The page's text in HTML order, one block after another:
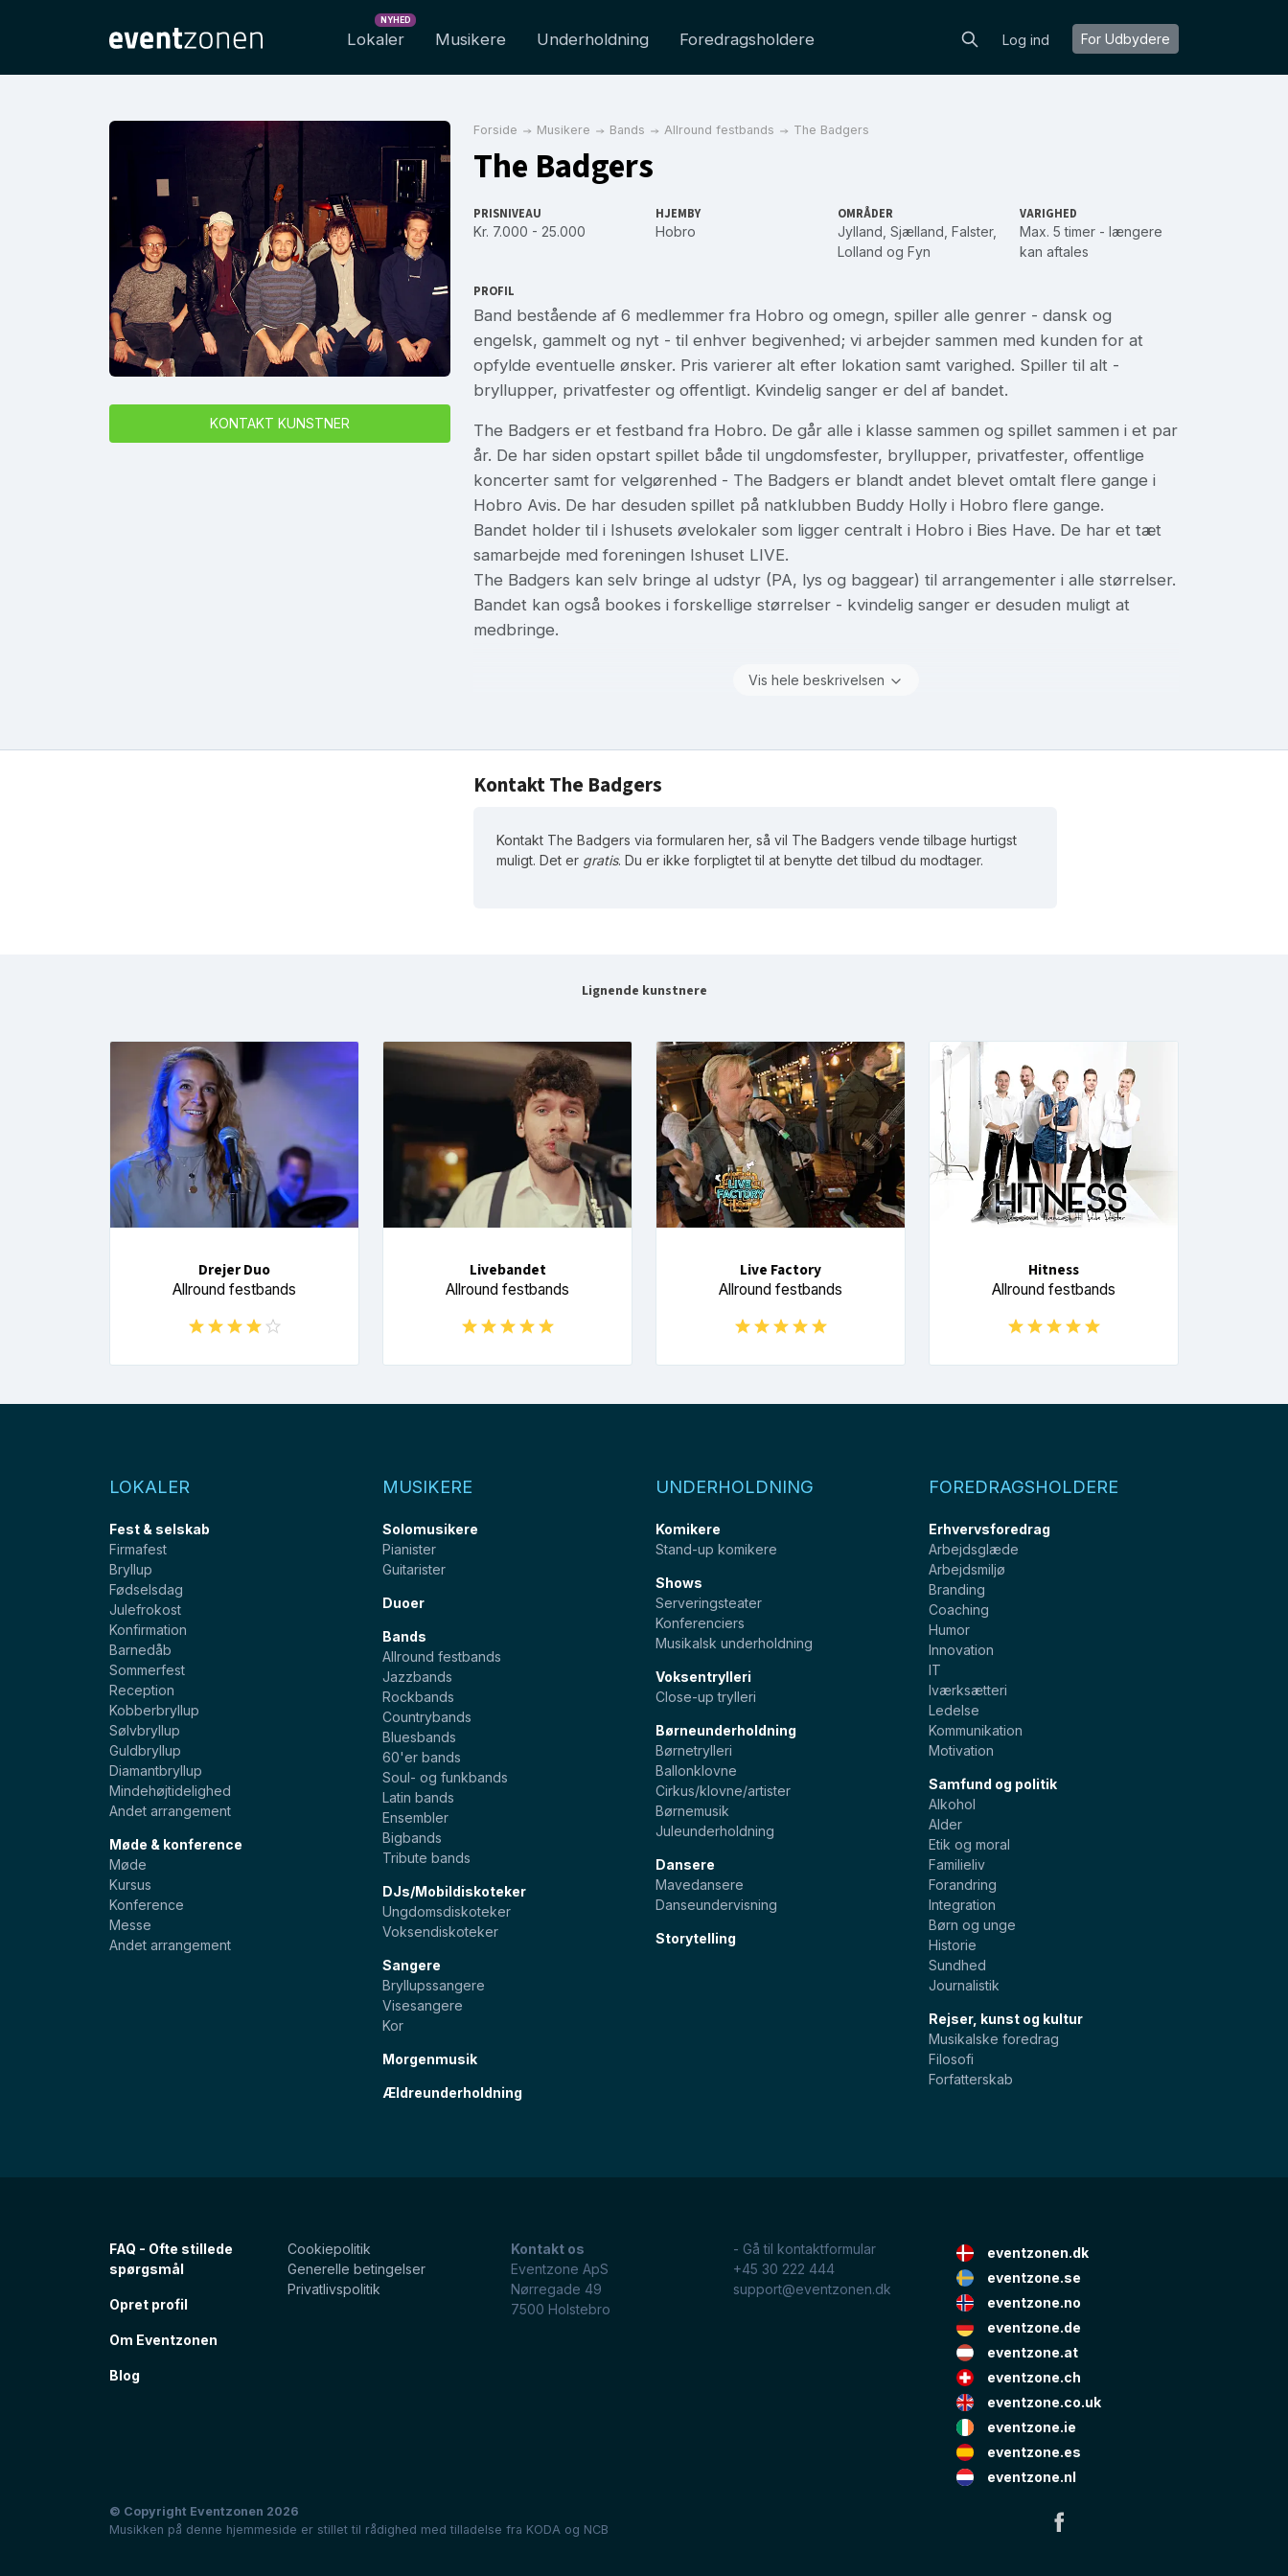
Lokaler
NYHED
Musikere Underholdning Foredragsholdere Log ind For Udbydere
KONTAKT KUNSTNER
Forside Musikere Bands Allround festbands The Badgers
The Badgers
PRISNIVEAU
Kr. 7.000 - 25.000
HJEMBY
Hobro
OMRÅDER
Jylland Sjælland Falster,
Lolland og Fyn
VARIGHED
Max. 5 timer - længere
kan aftales
PROFIL
Band bestående af 6 medlemmer fra Hobro og omegn, spiller alle genrer - dansk og
engelsk, gammelt og nyt - til enhver begivenhed; vi arbejder sammen med kunden for at
opfylde eventuelle ønsker. Pris varierer alt efter lokation samt varighed. Spiller til alt -
bryllupper, privatfester og offentligt. Kvindelig sanger er del af bandet.
The Badgers er et festband fra Hobro. De går alle i klasse sammen og spillet sammen i et par
år. De har siden opstart spillet både til ungdomsfester, bryllupper, privatfester, offentlige
koncerter samt for velgørenhed - The Badgers er blandt andet blevet omtalt flere gange i
Hobro Avis. De har desuden spillet på natklubben Buddy Holly i Hobro flere gange.
Bandet holder til i Ishusets øvelokaler som ligger centralt i Hobro i Bies Have. De har et tæt
samarbejde med foreningen Ishuset LIVE.
The Badgers kan selv bringe al udstyr (PA, lys og baggear) til arrangementer i alle størrelser.
Bandet kan også bookes i forskellige størrelser - kvindelig sanger er desuden muligt at
medbringe.
Vis hele beskrivelsen
Kontakt The Badgers
Kontakt The Badgers via formularen her, så vil The Badgers vende tilbage hurtigst
muligt. Det er gratis. Du er ikke forpligtet til at benytte det tilbud du modtager.
Lignende kunstnere
Drejer Duo
Allround festbands
Livebandet
Allround festbands
Live Factory
Allround festbands
Hitness
Allround festbands
LOKALER
Fest & selskab
Firmafest
Bryllup
Fødselsdag
Julefrokost
Konfirmation
Barnedåb
Sommerfest
Reception
Kobberbryllup
Sølvbryllup
Guldbryllup
Diamantbryllup
Mindehøjtidelighed
Andet arrangement
Møde & konference
Møde
Kursus
Konference
Messe
Andet arrangement
MUSIKERE
Solomusikere
Pianister
Guitarister
Duoer
Bands
Allround festbands
Jazzbands
Rockbands
Countrybands
Bluesbands
60'er bands
Soul- og funkbands
Latin bands
Ensembler
Bigbands
Tribute bands
DJs/Mobildiskoteker
Ungdomsdiskoteker
Voksendiskoteker
Sangere
Bryllupssangere
Visesangere
Kor
Morgenmusik
Ældreunderholdning
UNDERHOLDNING
Komikere
Stand-up komikere
Shows
Serveringsteater
Konferenciers
Musikalsk underholdning
Voksentrylleri
Close-up trylleri
Børneunderholdning
Børnetrylleri
Ballonklovne
Cirkus/klovne/artister
Børnemusik
Juleunderholdning
Dansere
Mavedansere
Danseundervisning
Storytelling
FOREDRAGSHOLDERE
Erhvervsforedrag
Arbejdsglæde
Arbejdsmiljø
Branding
Coaching
Humor
Innovation
IT
Iværksætteri
Ledelse
Kommunikation
Motivation
Samfund og politik
Alkohol
Alder
Etik og moral
Familieliv
Forandring
Integration
Børn og unge
Historie
Sundhed
Journalistik
Rejser, kunst og kultur
Musikalske foredrag
Filosofi
Forfatterskab
FAQ - Ofte stillede
spørgsmål
Opret profil
Om Eventzonen
Blog
Cookiepolitik
Generelle betingelser
Privatlivspolitik
Kontakt os
Eventzone ApS
Nørregade 49
7500 Holstebro
- Gå til kontaktformular
+45 30 222 444
support@eventzonen.dk
eventzonen.dk
eventzone.se
eventzone.no
eventzone.de
eventzone.at
eventzone.ch
eventzone.co.uk
eventzone.ie
eventzone.es
eventzone.nl
© Copyright Eventzonen 2026
Musikken på denne hjemmeside er stillet til rådighed med tilladelse fra KODA og NCB